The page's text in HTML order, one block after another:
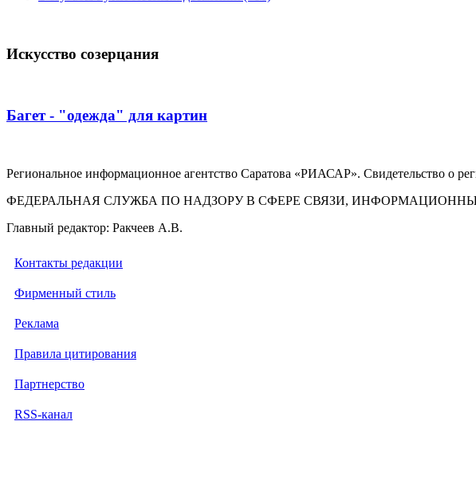
Искусство созерцания
Багет - "одежда" для картин
Региональное информационное агентство Саратова «РИАСАР». Свидетельство
ФЕДЕРАЛЬНАЯ СЛУЖБА ПО НАДЗОРУ В СФЕРЕ СВЯЗИ,
Главный редактор: Ракчеев А.В.
Контакты редакции
Фирменный стиль
Реклама
Правила цитирования
Партнерство
RSS-канал